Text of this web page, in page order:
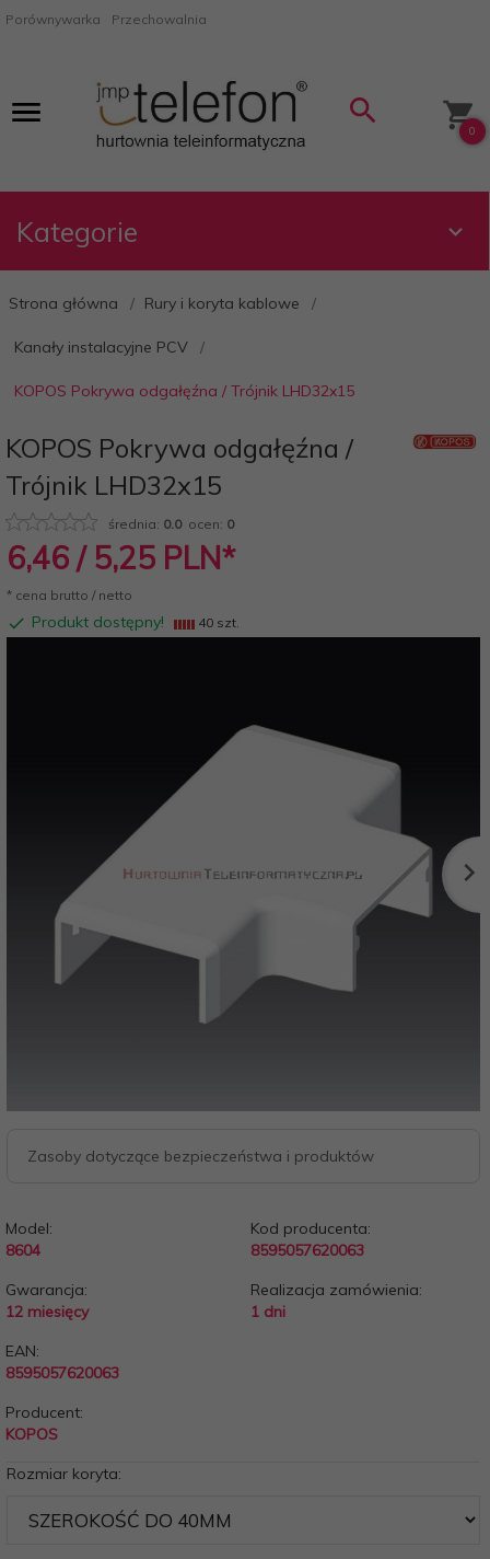
Porównywarka Przechowalnia
0
Kategorie
Strona główna Rury i koryta kablowe
Kanały instalacyjne PCV
KOPOS Pokrywa odgałęźna / Trójnik LHD32x15
KOPOS Pokrywa odgałęźna /
Trójnik LHD32x15
średnia: 0.0ocen: 0
6,46 / 5,25 PLN*
* cena brutto / netto
Produkt dostępny! 40 szt.
Zasoby dotyczące bezpieczeństwa i produktów
Model:
8604
Kod producenta:
8595057620063
Gwarancja:
12 miesięcy
Realizacja zamówienia:
1 dni
EAN:
8595057620063
Producent:
KOPOS
Rozmiar koryta: